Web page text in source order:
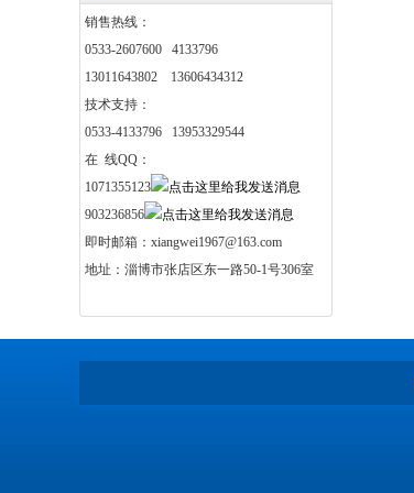
销售热线：
0533-2607600 4133796
13011643802 13606434312
技术支持：
0533-4133796 13953329544
在 线QQ：
1071355123
903236856
即时邮箱：xiangwei1967@163.com
地址：淄博市张店区东一路50-1号306室